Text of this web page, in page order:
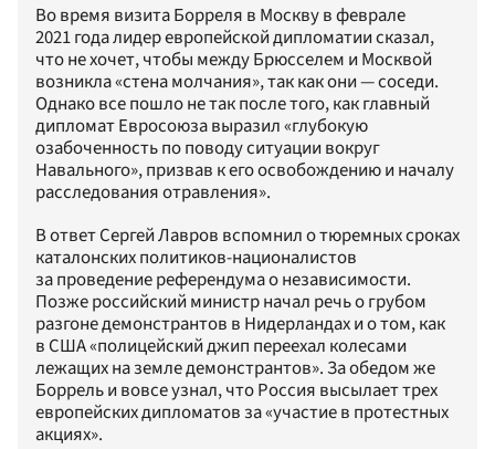
Во время визита Борреля в Москву в феврале
2021 года лидер европейской дипломатии сказал,
что не хочет, чтобы между Брюсселем и Москвой
возникла «стена молчания», так как они — соседи.
Однако все пошло не так после того, как главный
дипломат Евросоюза выразил «глубокую
озабоченность по поводу ситуации вокруг
Навального», призвав к его освобождению и началу
расследования отравления».
В ответ Сергей Лавров вспомнил о тюремных сроках
каталонских политиков-националистов
за проведение референдума о независимости.
Позже российский министр начал речь о грубом
разгоне демонстрантов в Нидерландах и о том, как
в США «полицейский джип переехал колесами
лежащих на земле демонстрантов». За обедом же
Боррель и вовсе узнал, что Россия высылает трех
европейских дипломатов за «участие в протестных
акциях».